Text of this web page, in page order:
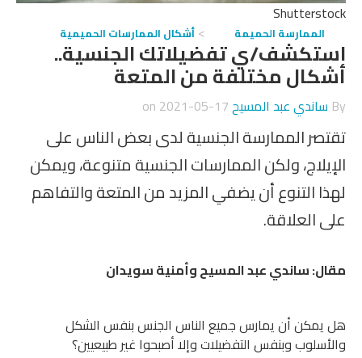
Shutterstock
الممارسة الحميمة أشكال الممارسات الحميمية
استكشف/ي تفضيلاتك الجنسية..
أشكال مختلفة من المتعة
By ساندي عبد المسيح2021-05-17
تقتصر الممارسة الجنسية لدى بعض الناس على
الإيلاج، ولكن الممارسات الجنسية متنوعة، ويمكن
لهذا التنوع أن يضفي المزيد من المتعة والتفاهم
على العلاقة.
مقال: ساندي عبد المسيح وأمنية سويدان
هل يمكن أن يمارس جميع الناس الجنس بنفس الشكل
والأسلوب وبنفس التفضيلات وإلا أصبحوا غير طبيعيين؟